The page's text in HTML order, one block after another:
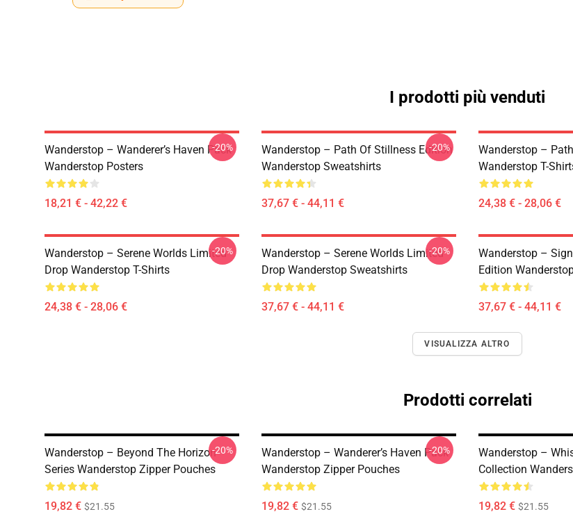
I prodotti più venduti
Wanderstop – Wanderer’s Haven Pack
Wanderstop Posters
18,21 € - 42,22 €
-20%
Wanderstop – Path Of Stillness Edition
Wanderstop Sweatshirts
37,67 € - 44,11 €
-20%
Wanderstop –
Wanderstop T-
24,38 € - 28,06 €
Wanderstop – Serene Worlds Limited
Drop Wanderstop T-Shirts
24,38 € - 28,06 €
-20%
Wanderstop – Serene Worlds Limited
Drop Wanderstop Sweatshirts
37,67 € - 44,11 €
-20%
Wanderstop –
Edition
37,67 € - 44,11 €
VISUALIZZA ALTRO
Prodotti correlati
Wanderstop – Beyond The Horizon
Series Wanderstop Zipper Pouches
19,82 € $21.55
-20%
Wanderstop – Wanderer’s Haven Pack
Wanderstop Zipper Pouches
19,82 € $21.55
-20%
Wanderstop –
Collection
19,82 € $21.55